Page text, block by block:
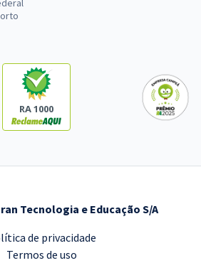
RA 1000
Tecnologia e Educação S/A
de privacidade
Termos de uso